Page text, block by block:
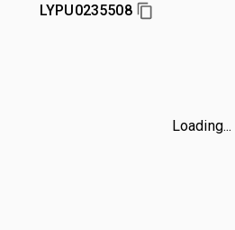
LYPU0235508
Loading...